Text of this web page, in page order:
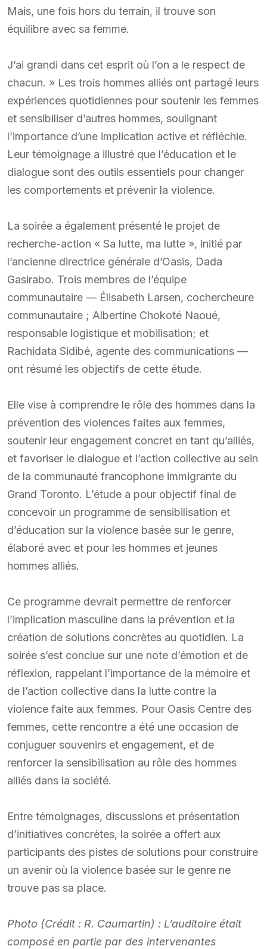
Mais, une fois hors du terrain, il trouve son
équilibre avec sa femme.
J’ai grandi dans cet esprit où l’on a le respect de
chacun. » Les trois hommes alliés ont partagé leurs
expériences quotidiennes pour soutenir les femmes
et sensibiliser d’autres hommes, soulignant
l’importance d’une implication active et réfléchie.
Leur témoignage a illustré que l’éducation et le
dialogue sont des outils essentiels pour changer
les comportements et prévenir la violence.
La soirée a également présenté le projet de
recherche-action « Sa lutte, ma lutte », initié par
l’ancienne directrice générale d’Oasis, Dada
Gasirabo. Trois membres de l’équipe
communautaire — Élisabeth Larsen, cochercheure
communautaire ; Albertine Chokoté Naoué,
responsable logistique et mobilisation; et
Rachidata Sidibé, agente des communications —
ont résumé les objectifs de cette étude.
Elle vise à comprendre le rôle des hommes dans la
prévention des violences faites aux femmes,
soutenir leur engagement concret en tant qu’alliés,
et favoriser le dialogue et l’action collective au sein
de la communauté francophone immigrante du
Grand Toronto. L’étude a pour objectif final de
concevoir un programme de sensibilisation et
d’éducation sur la violence basée sur le genre,
élaboré avec et pour les hommes et jeunes
hommes alliés.
Ce programme devrait permettre de renforcer
l’implication masculine dans la prévention et la
création de solutions concrètes au quotidien. La
soirée s’est conclue sur une note d’émotion et de
réflexion, rappelant l’importance de la mémoire et
de l’action collective dans la lutte contre la
violence faite aux femmes. Pour Oasis Centre des
femmes, cette rencontre a été une occasion de
conjuguer souvenirs et engagement, et de
renforcer la sensibilisation au rôle des hommes
alliés dans la société.
Entre témoignages, discussions et présentation
d’initiatives concrètes, la soirée a offert aux
participants des pistes de solutions pour construire
un avenir où la violence basée sur le genre ne
trouve pas sa place.
Photo (Crédit : R. Caumartin) : L’auditoire était
composé en partie par des intervenantes